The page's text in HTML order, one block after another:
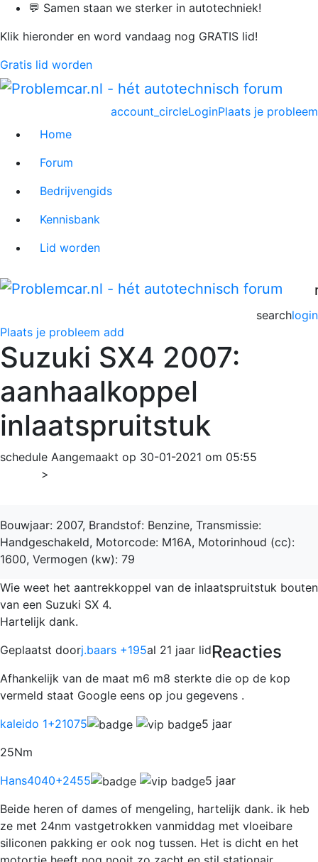
💬 Samen staan we sterker in autotechniek!
Klik hieronder en word vandaag nog GRATIS lid!
Gratis lid worden
Plaats je probleem
account_circleLogin
Home
Forum
Bedrijvengids
Kennisbank
Lid worden
login
search
Plaats je probleem add
Suzuki SX4 2007:
aanhaalkoppel
inlaatspruitstuk
schedule Aangemaakt op 30-01-2021 om 05:55
>
Bouwjaar: 2007, Brandstof: Benzine, Transmissie:
Handgeschakeld, Motorcode: M16A, Motorinhoud (cc):
1600, Vermogen (kw): 79
Wie weet het aantrekkoppel van de inlaatspruitstuk bouten
van een Suzuki SX 4.
Hartelijk dank.
Geplaatst doorj.baars +195al 21 jaar lidReacties
Afhankelijk van de maat m6 m8 sterkte die op de kop
vermeld staat Google eens op jou gegevens .
kaleido 1+21075
5 jaar
25Nm
Hans4040+2455
5 jaar
Beide heren of dames of mengeling, hartelijk dank. ik heb
ze met 24nm vastgetrokken vanmiddag met vloeibare
siliconen pakking er ook nog tussen. Het is dicht en het